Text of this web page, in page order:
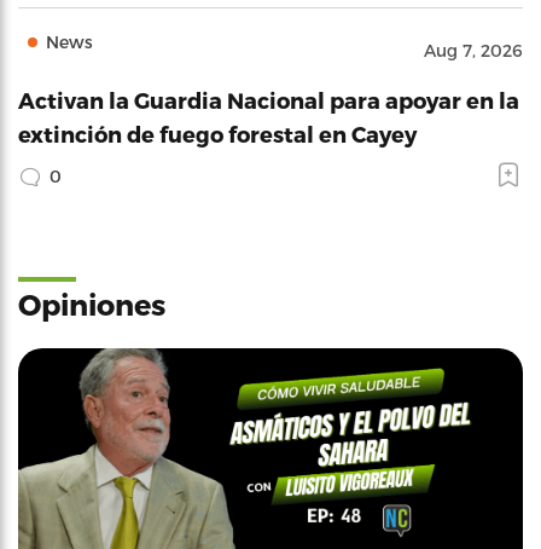
News Aug 7, 2026
Activan la Guardia Nacional para apoyar en la
extinción de fuego forestal en Cayey
0
Opiniones